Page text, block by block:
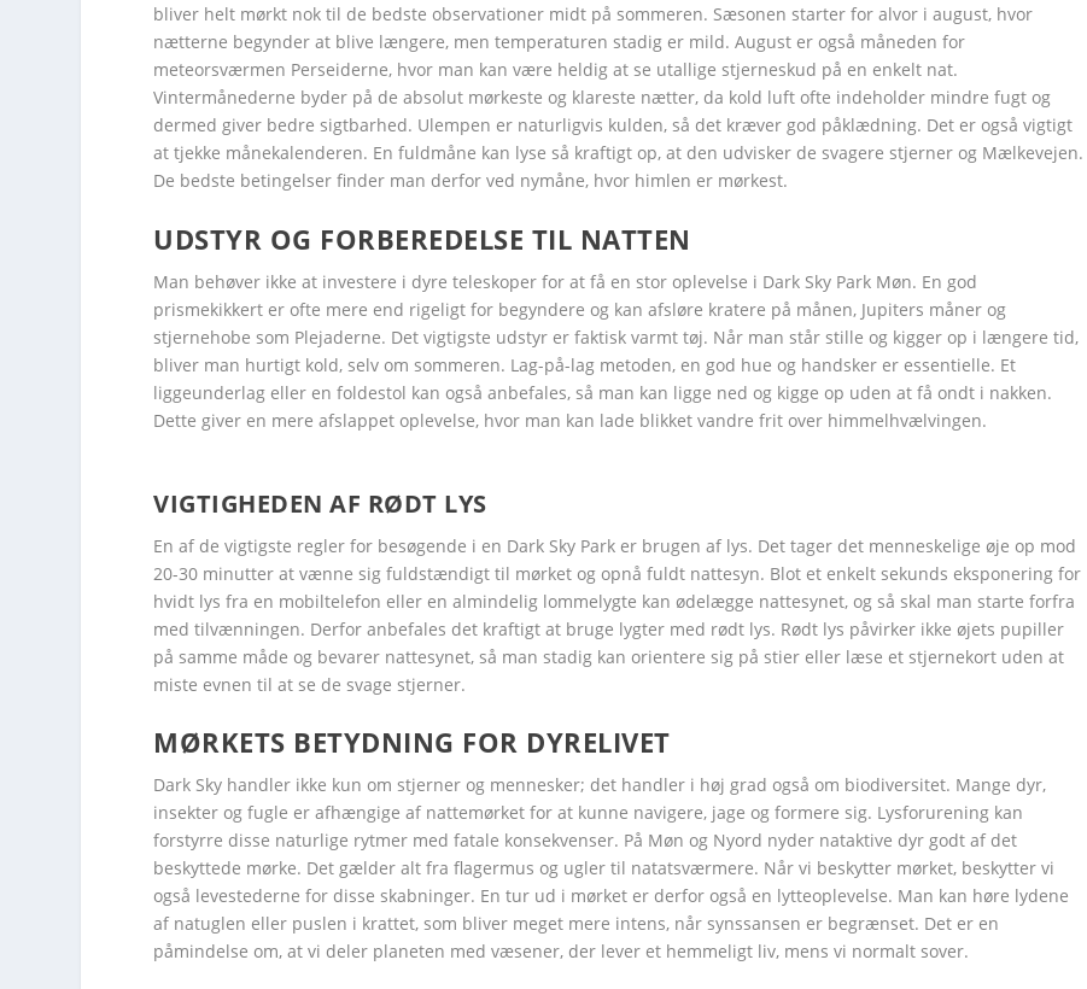
bliver helt mørkt nok til de bedste observationer midt på sommeren. Sæsonen starter for alvor i august, hvor
nætterne begynder at blive længere, men temperaturen stadig er mild. August er også måneden for
meteorsværmen Perseiderne, hvor man kan være heldig at se utallige stjerneskud på en enkelt nat.
Vintermånederne byder på de absolut mørkeste og klareste nætter, da kold luft ofte indeholder mindre fugt og
dermed giver bedre sigtbarhed. Ulempen er naturligvis kulden, så det kræver god påklædning. Det er også vigtigt
at tjekke månekalenderen. En fuldmåne kan lyse så kraftigt op, at den udvisker de svagere stjerner og Mælkevejen.
De bedste betingelser finder man derfor ved nymåne, hvor himlen er mørkest.
UDSTYR OG FORBEREDELSE TIL NATTEN
Man behøver ikke at investere i dyre teleskoper for at få en stor oplevelse i Dark Sky Park Møn. En god
prismekikkert er ofte mere end rigeligt for begyndere og kan afsløre kratere på månen, Jupiters måner og
stjernehobe som Plejaderne. Det vigtigste udstyr er faktisk varmt tøj. Når man står stille og kigger op i længere tid,
bliver man hurtigt kold, selv om sommeren. Lag-på-lag metoden, en god hue og handsker er essentielle. Et
liggeunderlag eller en foldestol kan også anbefales, så man kan ligge ned og kigge op uden at få ondt i nakken.
Dette giver en mere afslappet oplevelse, hvor man kan lade blikket vandre frit over himmelhvælvingen.
Facebook Twitter
Facebook Twitter
Facebook Twitter
Facebook Twitter
Facebook Twitter
VIGTIGHEDEN AF RØDT LYS
En af de vigtigste regler for besøgende i en Dark Sky Park er brugen af lys. Det tager det menneskelige øje op mod
20-30 minutter at vænne sig fuldstændigt til mørket og opnå fuldt nattesyn. Blot et enkelt sekunds eksponering for
hvidt lys fra en mobiltelefon eller en almindelig lommelygte kan ødelægge nattesynet, og så skal man starte forfra
med tilvænningen. Derfor anbefales det kraftigt at bruge lygter med rødt lys. Rødt lys påvirker ikke øjets pupiller
på samme måde og bevarer nattesynet, så man stadig kan orientere sig på stier eller læse et stjernekort uden at
miste evnen til at se de svage stjerner.
MØRKETS BETYDNING FOR DYRELIVET
Dark Sky handler ikke kun om stjerner og mennesker; det handler i høj grad også om biodiversitet. Mange dyr,
insekter og fugle er afhængige af nattemørket for at kunne navigere, jage og formere sig. Lysforurening kan
forstyrre disse naturlige rytmer med fatale konsekvenser. På Møn og Nyord nyder nataktive dyr godt af det
beskyttede mørke. Det gælder alt fra flagermus og ugler til natatsværmere. Når vi beskytter mørket, beskytter vi
også levestederne for disse skabninger. En tur ud i mørket er derfor også en lytteoplevelse. Man kan høre lydene
af natuglen eller puslen i krattet, som bliver meget mere intens, når synssansen er begrænset. Det er en
påmindelse om, at vi deler planeten med væsener, der lever et hemmeligt liv, mens vi normalt sover.